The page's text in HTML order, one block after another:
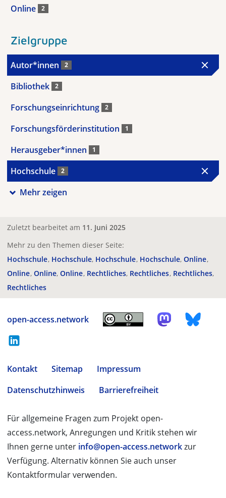
Online 2
Zielgruppe
Autor*innen 2
Bibliothek 2
Forschungseinrichtung 2
Forschungsförderinstitution 1
Herausgeber*innen 1
Hochschule 2
Mehr zeigen
Zuletzt bearbeitet am 11. Juni 2025
Mehr zu den Themen dieser Seite:
Hochschule Hochschule Hochschule Hochschule Online
Online Online Online Rechtliches Rechtliches Rechtliches
Rechtliches
open-access.network
Kontakt Sitemap
Impressum
Datenschutzhinweis
Barrierefreiheit
Für allgemeine Fragen zum Projekt open-
access.network, Anregungen und Kritik stehen wir
Ihnen gerne unter info@open-access.networkzur
Verfügung. Alternativ können Sie auch unser
Kontaktformular verwenden.